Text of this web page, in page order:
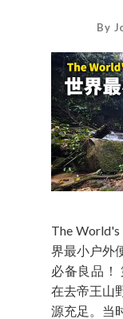
By
The World's
界最小户外
必备良品！
在去帝王山
源充足。当